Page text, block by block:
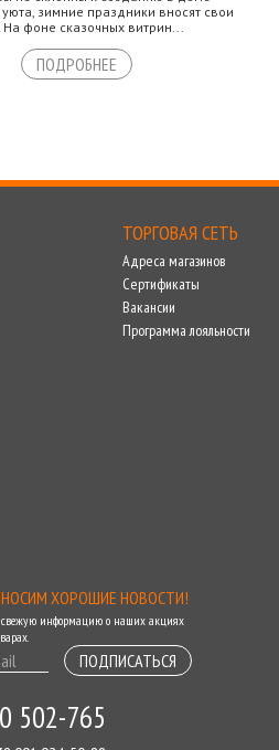
зимние праздники вносят свои
На фоне сказочных витрин...
ПОДРОБНЕЕ
ТОРГОВАЯ СЕТЬ
Адреса магазинов
Сертификаты
Вакансии
Программа лояльности
ХОРОШИЕ НОВОСТИ!
свежую информацию о наших акциях
ПОДПИСАТЬСЯ
502-765